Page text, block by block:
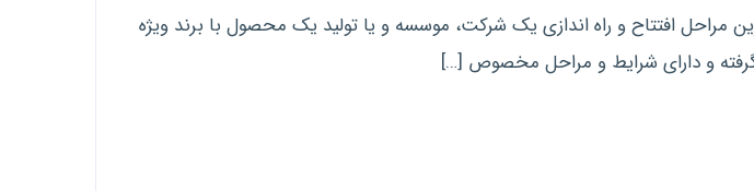
افتتاح و راه اندازی یک شرکت، موسسه و یا تولید یک محصول با برند ویژه
و دارای شرایط و مراحل مخصوص […]